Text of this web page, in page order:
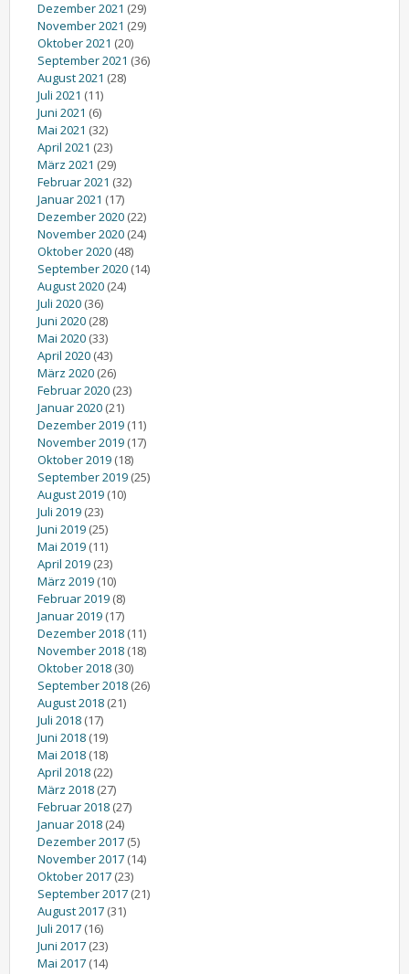
Dezember 2021 (29)
November 2021 (29)
Oktober 2021 (20)
September 2021 (36)
August 2021 (28)
Juli 2021 (11)
Juni 2021 (6)
Mai 2021 (32)
April 2021 (23)
März 2021 (29)
Februar 2021 (32)
Januar 2021 (17)
Dezember 2020 (22)
November 2020 (24)
Oktober 2020 (48)
September 2020 (14)
August 2020 (24)
Juli 2020 (36)
Juni 2020 (28)
Mai 2020 (33)
April 2020 (43)
März 2020 (26)
Februar 2020 (23)
Januar 2020 (21)
Dezember 2019 (11)
November 2019 (17)
Oktober 2019 (18)
September 2019 (25)
August 2019 (10)
Juli 2019 (23)
Juni 2019 (25)
Mai 2019 (11)
April 2019 (23)
März 2019 (10)
Februar 2019 (8)
Januar 2019 (17)
Dezember 2018 (11)
November 2018 (18)
Oktober 2018 (30)
September 2018 (26)
August 2018 (21)
Juli 2018 (17)
Juni 2018 (19)
Mai 2018 (18)
April 2018 (22)
März 2018 (27)
Februar 2018 (27)
Januar 2018 (24)
Dezember 2017 (5)
November 2017 (14)
Oktober 2017 (23)
September 2017 (21)
August 2017 (31)
Juli 2017 (16)
Juni 2017 (23)
Mai 2017 (14)